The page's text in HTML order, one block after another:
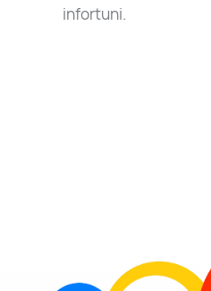
infortuni.